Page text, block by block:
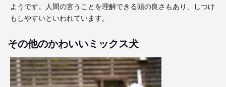
ようです。人間の言うことを理解できる頭の良さもあり、しつけ
もしやすいといわれています。
その他のかわいいミックス犬